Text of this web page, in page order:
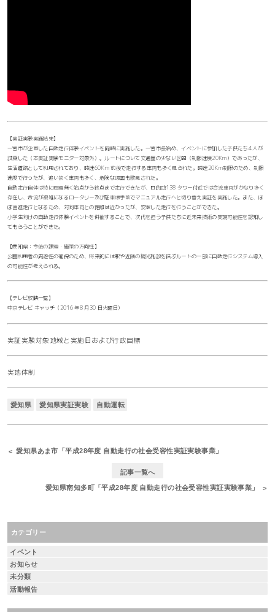
【実証実験実施結果】
一宮市が企画した自動走行体験イベントを同時に実施した。一宮市長始め、イベントに参加した子供たち4 人が
試乗した（本実証実験モニター対象外）。ルートについて交通量の少ない区間（制限速度20Km）であったが、
生活道路として利用されており、時速60Km 前後で走行する車両も多く見られた。時速20Km制限のため、制限
速度で行ったが、追い抜く車両も多く、危険な場面も散見された。
自動走行自体は特に問題無く始点から終点まで走行できたが、目的地138 タワー付近では合流車両がかなり多く
存在し、合流が複雑になるロータリー及び駐車場手前でマニュアル走行へと切り替え実証を実施した。また、ほ
ぼ直進走行となるため、対向車両との距離は近かったが、安定した走行を行うことができた。
小学生向けの自動走行体験イベントを併催することで、次代を担う子供たちに近未来技術の実現可能性を認知し
てもらうことができた。
【愛知県：今後の課題・施策の方向性】
公園利用者の周遊性の確保のため、将来的には駅や近隣の観光施設を結ぶルートの一部に自動走行システム導入
の可能性が考えられる。
【テレビ放映一覧】
中京テレビ キャッチ（2016 年8 月30 日火曜日）
実証実験対象地域と実施日および行政目標
実地体制
愛知県 愛知県実証実験 自動運転
愛知県あま市「平成28年度 自動走行の社会受容性実証実験事業」
記事一覧へ
愛知県南知多町「平成28年度 自動走行の社会受容性実証実験事業」
カテゴリー
イベント
お知らせ
未分類
活動報告